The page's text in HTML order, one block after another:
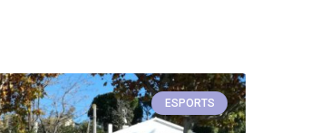
ESPORTS